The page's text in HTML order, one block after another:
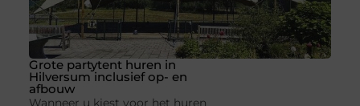
Grote partytent huren in
Hilversum inclusief op- en
afbouw